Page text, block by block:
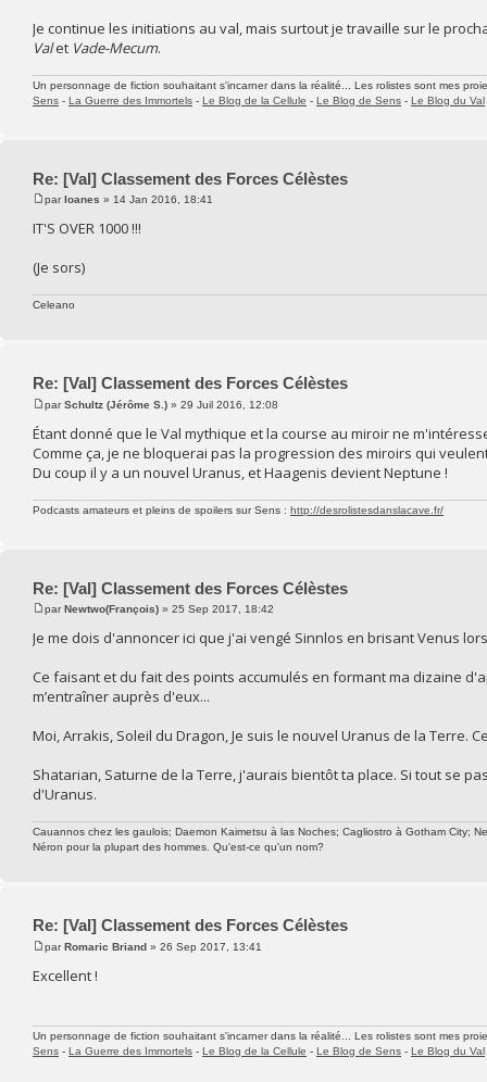
Je continue les initiations au val, mais surtout je travaille sur le
Valet Vade-Mecum.
Un personnage de fiction souhaitant s'incarner dans la réalité... Les rolistes sont mes
Sens - La Guerre des Immortels - Le Blog de la Cellule - Le Blog de Sens - Le Blog du Val
Re: [Val] Classement des Forces Célèstes
parIoanes » 14 Jan 2016, 18:41
IT'S OVER 1000 !!!
(Je sors)
Celeano
Re: [Val] Classement des Forces Célèstes
parSchultz (Jérôme S.) » 29 Juil 2016, 12:08
Étant donné que le Val mythique et la course au miroir ne
Comme ça, je ne bloquerai pas la progression des miroirs qui
Du coup il y a un nouvel Uranus, et Haagenis devient Neptune !
Podcasts amateurs et pleins de spoilers sur Sens : http://desrolistesdanslacave.fr/
Re: [Val] Classement des Forces Célèstes
parNewtwo(François) » 25 Sep 2017, 18:42
Je me dois d'annoncer ici que j'ai vengé Sinnlos en brisant Venus
Ce faisant et du fait des points accumulés en formant ma dizaine
m’entraîner auprès d'eux...
Moi, Arrakis, Soleil du Dragon, Je suis le nouvel Uranus de la Terre.
Shatarian, Saturne de la Terre, j'aurais bientôt ta place. Si tout se
d'Uranus.
Cauannos chez les gaulois; Daemon Kaimetsu à las Noches; Cagliostro à Gotham City;
Néron pour la plupart des hommes. Qu'est-ce qu'un nom?
Re: [Val] Classement des Forces Célèstes
parRomaric Briand » 26 Sep 2017, 13:41
Excellent !
Un personnage de fiction souhaitant s'incarner dans la réalité... Les rolistes sont mes
Sens - La Guerre des Immortels - Le Blog de la Cellule - Le Blog de Sens - Le Blog du Val